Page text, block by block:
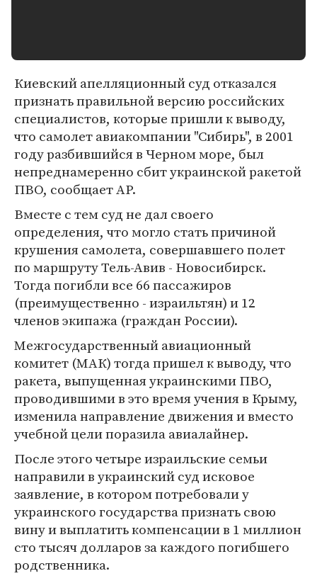
Киевский апелляционный суд отказался
признать правильной версию российских
специалистов, которые пришли к выводу,
что самолет авиакомпании "Сибирь", в 2001
году разбившийся в Черном море, был
непреднамеренно сбит украинской ракетой
ПВО, сообщает AP.
Вместе с тем суд не дал своего
определения, что могло стать причиной
крушения самолета, совершавшего полет
по маршруту Тель-Авив - Новосибирск.
Тогда погибли все 66 пассажиров
(преимущественно - израильтян) и 12
членов экипажа (граждан России).
Межгосударственный авиационный
комитет (МАК) тогда пришел к выводу, что
ракета, выпущенная украинскими ПВО,
проводившими в это время учения в Крыму,
изменила направление движения и вместо
учебной цели поразила авиалайнер.
После этого четыре израильские семьи
направили в украинский суд исковое
заявление, в котором потребовали у
украинского государства признать свою
вину и выплатить компенсации в 1 миллион
сто тысяч долларов за каждого погибшего
родственника.